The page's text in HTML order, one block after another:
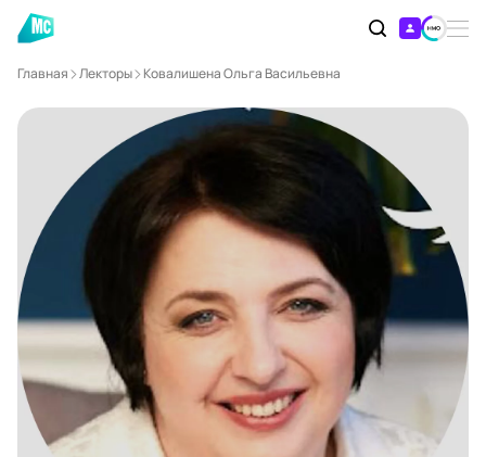
Главная Лекторы Ковалишена Ольга Васильевна